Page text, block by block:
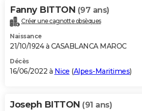
Fanny BITTON (97 ans)
Créer une cagnotte obsèques
Naissance
21/10/1924 à CASABLANCA MAROC
Décès
16/06/2022 à Nice (Alpes-Maritimes)
Joseph BITTON (91 ans)